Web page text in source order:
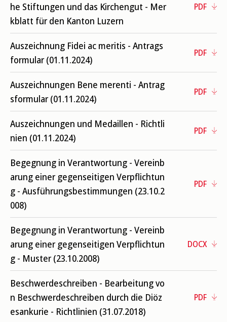
he Stiftungen und das Kirchengut - Mer
kblatt für den Kanton Luzern
PDF
Auszeichnung Fidei ac meritis - Antrags
formular (01.11.2024)
PDF
Auszeichnungen Bene merenti - Antrag
sformular (01.11.2024)
PDF
Auszeichnungen und Medaillen - Richtli
nien (01.11.2024)
PDF
Begegnung in Verantwortung - Vereinb
arung einer gegenseitigen Verpflichtun
g - Ausführungsbestimmungen (23.10.2
008)
PDF
Begegnung in Verantwortung - Vereinb
arung einer gegenseitigen Verpflichtun
g - Muster (23.10.2008)
DOCX
Beschwerdeschreiben - Bearbeitung vo
n Beschwerdeschreiben durch die Diöz
esankurie - Richtlinien (31.07.2018)
PDF